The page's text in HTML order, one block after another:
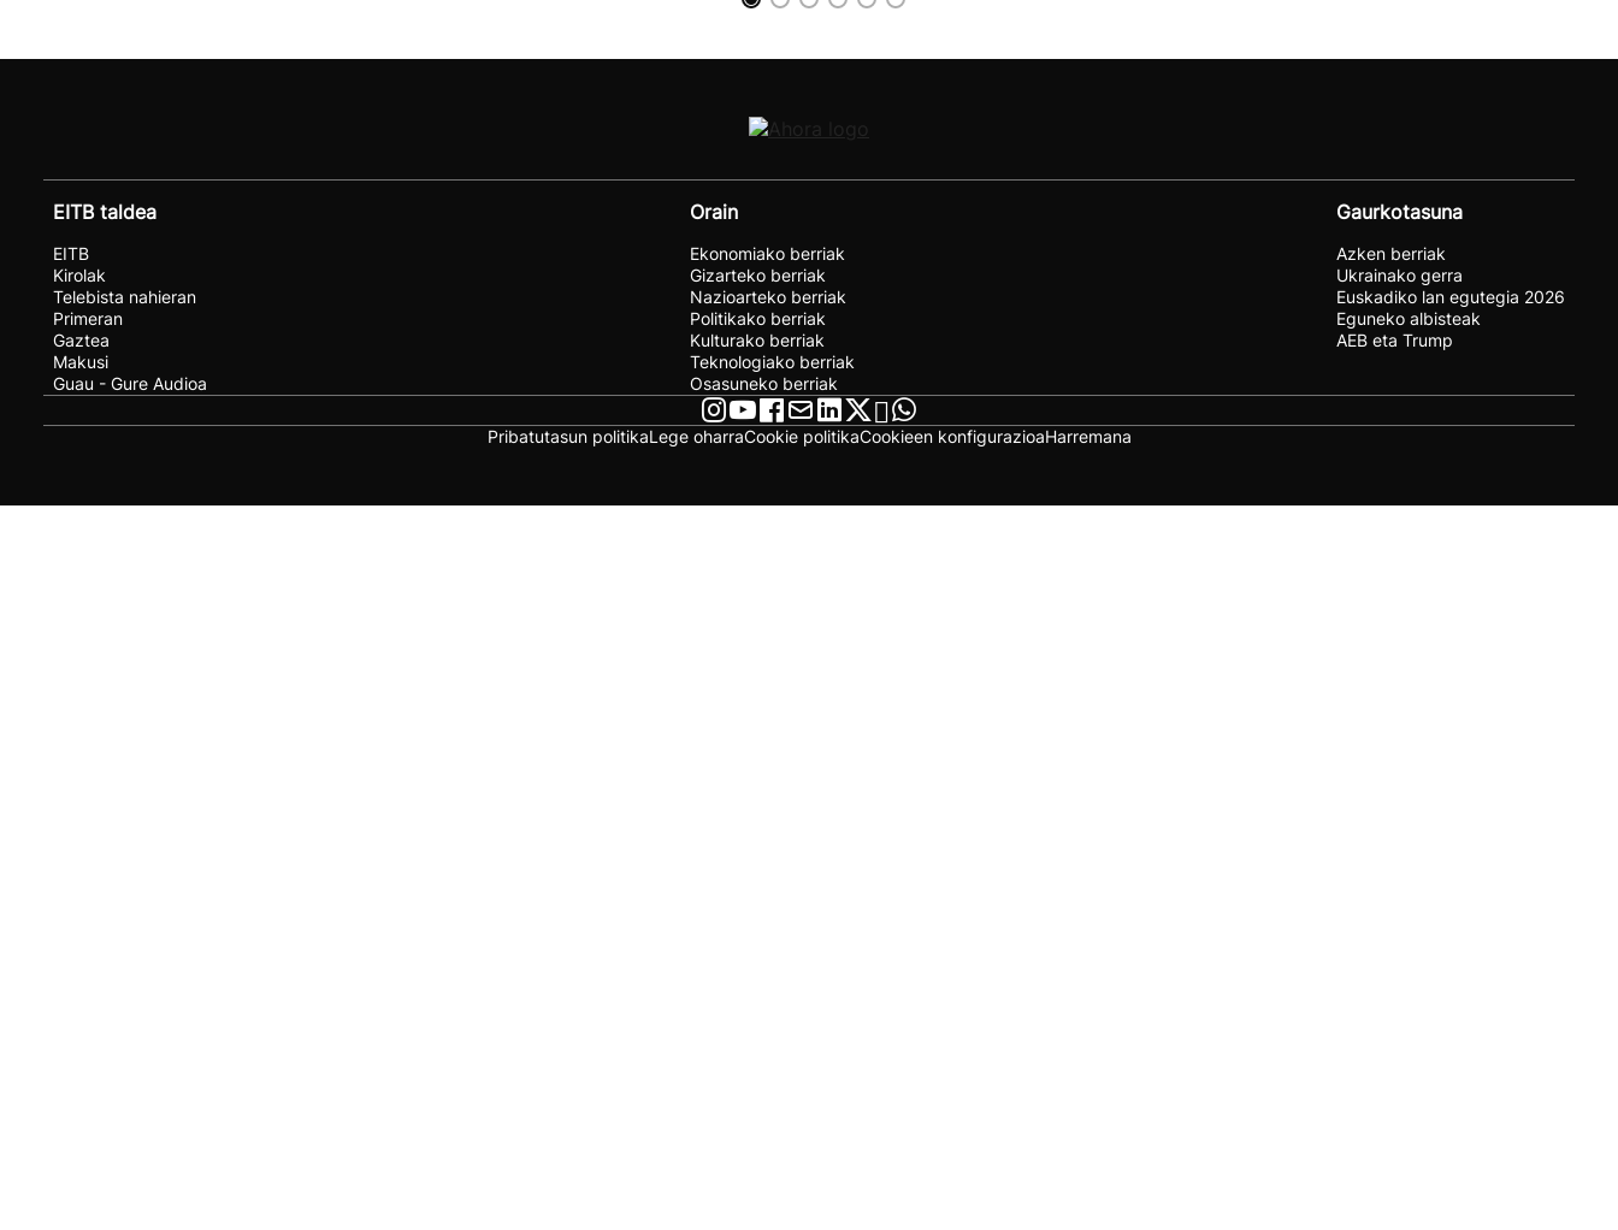
EITB taldea
EITB
Kirolak
Telebista nahieran
Primeran
Gaztea
Makusi
Guau - Gure Audioa
Orain
Ekonomiako berriak
Gizarteko berriak
Nazioarteko berriak
Politikako berriak
Kulturako berriak
Teknologiako berriak
Osasuneko berriak
Gaurkotasuna
Azken berriak
Ukrainako gerra
Euskadiko lan egutegia 2026
Eguneko albisteak
AEB eta Trump
Pribatutasun politikaLege oharraCookie politikaCookieen konfigurazioaHarremana